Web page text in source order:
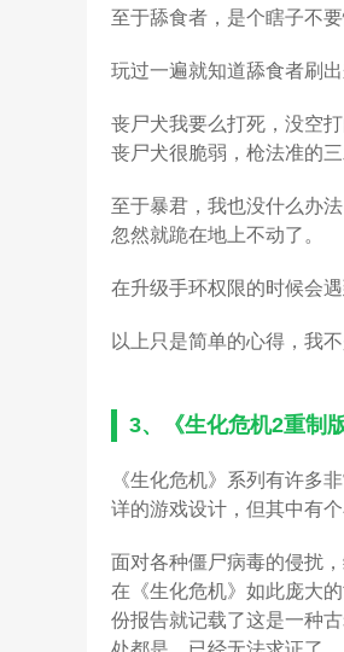
至于舔食者，是个瞎子不
玩过一遍就知道舔食者刷出
丧尸犬我要么打死，没空
丧尸犬很脆弱，枪法准的三
至于暴君，我也没什么办
忽然就跪在地上不动了。
在升级手环权限的时候会
以上只是简单的心得，我
3、 《生化危机2重制
《生化危机》系列有许多
详的游戏设计，但其中有
面对各种僵尸病毒的侵扰
在《生化危机》如此庞大
份报告就记载了这是一种